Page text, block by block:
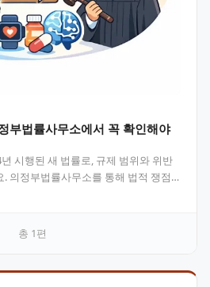
부법률사무소에서 꼭 확인해야
시행된 새 법률로, 규제 범위와 위반
의정부법률사무소를 통해 법적 쟁점
합니다. 목차 디지털의료…
총 1편